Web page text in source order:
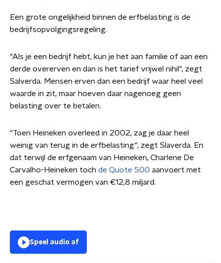
Een grote ongelijkheid binnen de erfbelasting is de
bedrijfsopvolgingsregeling.
"Als je een bedrijf hebt, kun je het aan familie of aan een
derde overerven en dan is het tarief vrijwel nihil", zegt
Salverda. Mensen erven dan een bedrijf waar heel veel
waarde in zit, maar hoeven daar nagenoeg geen
belasting over te betalen.
"Toen Heineken overleed in 2002, zag je daar heel
weinig van terug in de erfbelasting", zegt Slaverda. En
dat terwijl de erfgenaam van Heineken, Charlene De
Carvalho-Heineken toch de Quote 500 aanvoert met
een geschat vermogen van €12,8 miljard.
Speel audio af